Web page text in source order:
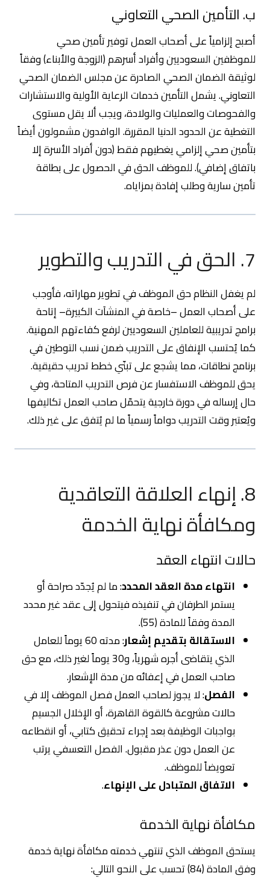
ب. التأمين الصحي التعاوني
أصبح إلزامياً على أصحاب العمل توفير تأمين صحي
للموظفين السعوديين وأفراد أسرهم (الزوجة والأبناء) وفقاً
لوثيقة الضمان الصحي الصادرة عن مجلس الضمان الصحي
التعاوني. يشمل التأمين خدمات الرعاية الأولية والاستشارات
والفحوصات والعمليات والولادة، ويجب ألا يقل مستوى
التغطية عن الحدود الدنيا المقررة. الوافدون مشمولون أيضاً
بتأمين صحي إلزامي يغطيهم فقط (دون أفراد الأسرة إلا
باتفاق إضافي). للموظف الحق في الحصول على بطاقة
تأمين سارية وطلب إفادة بمزاياه.
7. الحق في التدريب والتطوير
لم يغفل النظام حق الموظف في تطوير مهاراته، فأوجب
على أصحاب العمل –خاصة في المنشآت الكبيرة– إتاحة
برامج تدريبية للعاملين السعوديين لرفع كفاءتهم المهنية.
كما يُحتسب الإنفاق على التدريب ضمن نسب التوطين في
برنامج نطاقات، مما يشجع على تبنّي خطط تدريب حقيقية.
يحق للموظف الاستفسار عن فرص التدريب المتاحة، وفي
حال إرساله في دورة خارجية يتحمّل صاحب العمل تكاليفها
ويُعتبر وقت التدريب دواماً رسمياً ما لم يُتفق على غير ذلك.
8. إنهاء العلاقة التعاقدية
ومكافأة نهاية الخدمة
حالات انتهاء العقد
انتهاء مدة العقد المحدد: ما لم يُجدّد صراحة أو
يستمر الطرفان في تنفيذه فيتحول إلى عقد غير محدد
المدة وفقاً للمادة (55).
الاستقالة بتقديم إشعار
: مدته 60 يوماً للعامل
الذي يتقاضى أجره شهرياً، و30 يوماً لغير ذلك، مع حق
صاحب العمل في إعفائه من مدة الإشعار.
الفصل: لا يجوز لصاحب العمل فصل الموظف إلا في
حالات مشروعة كالقوة القاهرة، أو الإخلال الجسيم
بواجبات الوظيفة بعد إجراء تحقيق كتابي، أو انقطاعه
عن العمل دون عذر مقبول. الفصل التعسفي يرتب
تعويضاً للموظف.
الاتفاق المتبادل على الإنهاء.
مكافأة نهاية الخدمة
يستحق الموظف الذي تنتهي خدمته مكافأة نهاية خدمة
وفق المادة (84) تحسب على النحو التالي: